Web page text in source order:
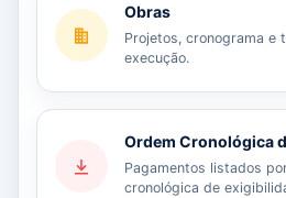
Obras
Projetos, cronograma e
execução.
Ordem Cronológica
Pagamentos listados
cronológica de